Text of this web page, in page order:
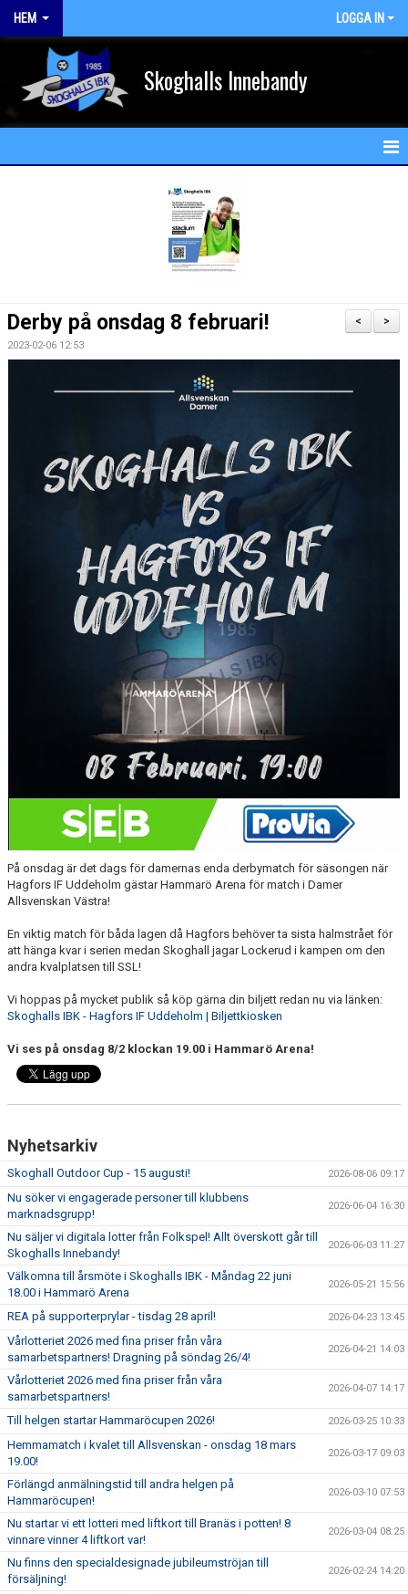
HEM LOGGA IN
Skoghalls Innebandy
MATCHER
KONTAKTA OSS
KONTAKTUPPGIFTER VÅRA LAG
>
<
Derby på onsdag 8 februari!
2023-02-06 12:53
På onsdag är det dags för damernas enda derbymatch för säsongen när
Hagfors IF Uddeholm gästar Hammarö Arena för match i Damer
Allsvenskan Västra!
En viktig match för båda lagen då Hagfors behöver ta sista halmstrået för
att hänga kvar i serien medan Skoghall jagar Lockerud i kampen om den
andra kvalplatsen till SSL!
Vi hoppas på mycket publik så köp gärna din biljett redan nu via länken:
Skoghalls IBK - Hagfors IF Uddeholm | Biljettkiosken
Vi ses på onsdag 8/2 klockan 19.00 i Hammarö Arena!
Nyhetsarkiv
Skoghall Outdoor Cup - 15 augusti! 2026-08-06 09:17
Nu söker vi engagerade personer till klubbens
marknadsgrupp!
2026-06-04 16:30
Nu säljer vi digitala lotter från Folkspel! Allt överskott går till
Skoghalls Innebandy!
2026-06-03 11:27
Välkomna till årsmöte i Skoghalls IBK - Måndag 22 juni
18.00 i Hammarö Arena
2026-05-21 15:56
REA på supporterprylar - tisdag 28 april! 2026-04-23 13:45
Vårlotteriet 2026 med fina priser från våra
samarbetspartners! Dragning på söndag 26/4!
2026-04-21 14:03
Vårlotteriet 2026 med fina priser från våra
samarbetspartners!
2026-04-07 14:17
Till helgen startar Hammaröcupen 2026! 2026-03-25 10:33
Hemmamatch i kvalet till Allsvenskan - onsdag 18 mars
19.00!
2026-03-17 09:03
Förlängd anmälningstid till andra helgen på
Hammaröcupen!
2026-03-10 07:53
Nu startar vi ett lotteri med liftkort till Branäs i potten! 8
vinnare vinner 4 liftkort var!
2026-03-04 08:25
Nu finns den specialdesignade jubileumströjan till
försäljning!
2026-02-24 14:20